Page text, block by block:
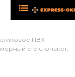
ПВХ
стеклопакет,